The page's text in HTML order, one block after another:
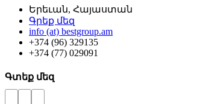
Երեւան, Հայաստան
Գրեք մեզ
info (at) bestgroup.am
+374 (96) 329135
+374 (77) 029091
Գտեք մեզ